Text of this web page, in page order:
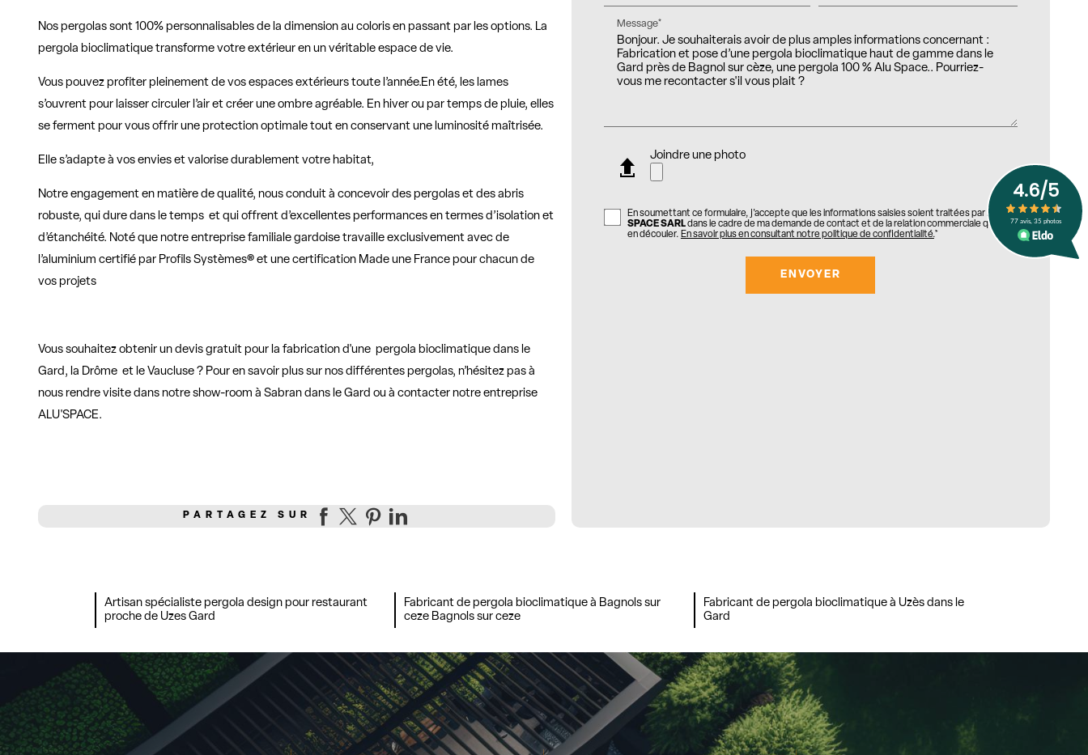
Nos pergolas sont 100% personnalisables de la dimension au coloris en passant par les options. La
pergola bioclimatique transforme votre extérieur en un véritable espace de vie.
Vous pouvez profiter pleinement de vos espaces extérieurs toute l’année.En été, les lames
s’ouvrent pour laisser circuler l’air et créer une ombre agréable. En hiver ou par temps de pluie, elles
se ferment pour vous offrir une protection optimale tout en conservant une luminosité maîtrisée.
Elle s’adapte à vos envies et valorise durablement votre habitat,
Notre engagement en matière de qualité, nous conduit à concevoir des pergolas et des abris
robuste, qui dure dans le temps et qui offrent d’excellentes performances en termes d’isolation et
d’étanchéité. Noté que notre entreprise familiale gardoise travaille exclusivement avec de
l’aluminium certifié par Profils Systèmes® et une certification Made une France pour chacun de
vos projets
Vous souhaitez obtenir un devis gratuit pour la fabrication d'une pergola bioclimatique dans le
Gard, la Drôme et le Vaucluse ? Pour en savoir plus sur nos différentes pergolas, n’hésitez pas à
nous rendre visite dans notre show-room à Sabran dans le Gard ou à contacter notre entreprise
ALU'SPACE.
PARTAGEZ SUR
Message*
Joindre une photo
En soumettant ce formulaire, j'accepte que les informations saisies soient traitées parALU
SPACE SARLdans le cadre de ma demande de contact et de la relation commerciale qui peut
en découler. En savoir plus en consultant notre politique de confidentialité.*
Artisan spécialiste pergola design pour restaurant
proche de Uzes Gard
Fabricant de pergola bioclimatique à Bagnols sur
ceze Bagnols sur ceze
Fabricant de pergola bioclimatique à Uzès dans le
Gard